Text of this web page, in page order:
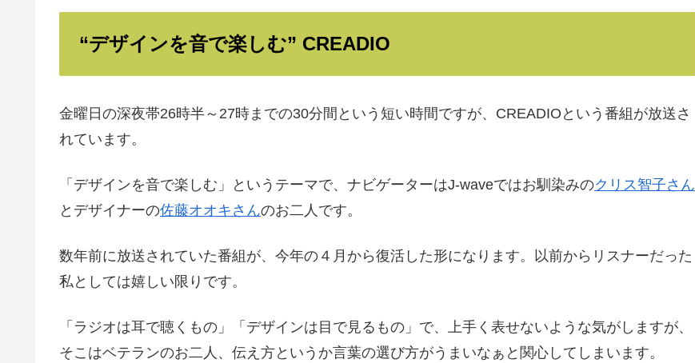
“デザインを音で楽しむ” CREADIO
金曜日の深夜帯26時半～27時までの30分間という短い時間ですが、CREADIOという番組が放送さ
れています。
「デザインを音で楽しむ」というテーマで、ナビゲーターはJ-waveではお馴染みのクリス智子さん
とデザイナーの佐藤オオキさんのお二人です。
数年前に放送されていた番組が、今年の４月から復活した形になります。以前からリスナーだった
私としては嬉しい限りです。
「ラジオは耳で聴くもの」「デザインは目で見るもの」で、上手く表せないような気がしますが、
そこはベテランのお二人、伝え方というか言葉の選び方がうまいなぁと関心してしまいます。